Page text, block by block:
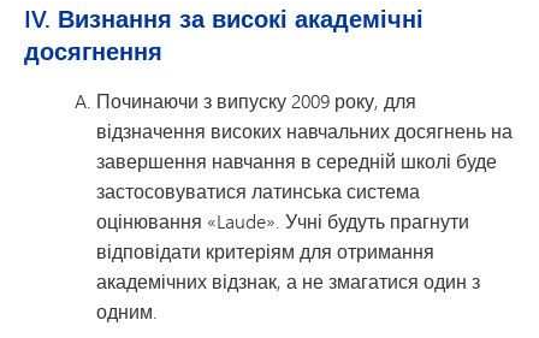
IV. Визнання за високі академічні
досягнення
Починаючи з випуску 2009 року, для
відзначення високих навчальних досягнень на
завершення навчання в середній школі буде
застосовуватися латинська система
оцінювання «Laude». Учні будуть прагнути
відповідати критеріям для отримання
академічних відзнак, а не змагатися один з
одним.